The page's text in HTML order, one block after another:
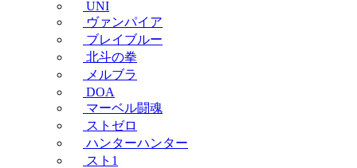
UNI
ヴァンパイア
ブレイブルー
北斗の拳
メルブラ
DOA
マーベル闘魂
ストゼロ
ハンターハンター
スト1